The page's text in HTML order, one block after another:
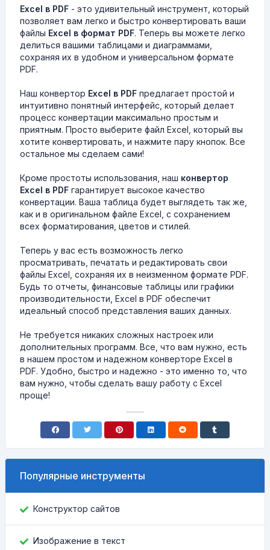
Excel в PDF - это удивительный инструмент, который
позволяет вам легко и быстро конвертировать ваши
файлы Excel в формат PDF. Теперь вы можете легко
делиться вашими таблицами и диаграммами,
сохраняя их в удобном и универсальном формате
PDF.
Наш конвертор Excel в PDF предлагает простой и
интуитивно понятный интерфейс, который делает
процесс конвертации максимально простым и
приятным. Просто выберите файл Excel, который вы
хотите конвертировать, и нажмите пару кнопок. Все
остальное мы сделаем сами!
Кроме простоты использования, наш конвертор
Excel в PDF гарантирует высокое качество
конвертации. Ваша таблица будет выглядеть так же,
как и в оригинальном файле Excel, с сохранением
всех форматирования, цветов и стилей.
Теперь у вас есть возможность легко
просматривать, печатать и редактировать свои
файлы Excel, сохраняя их в неизменном формате PDF.
Будь то отчеты, финансовые таблицы или графики
производительности, Excel в PDF обеспечит
идеальный способ представления ваших данных.
Не требуется никаких сложных настроек или
дополнительных программ. Все, что вам нужно, есть
в нашем простом и надежном конверторе Excel в
PDF. Удобно, быстро и надежно - это именно то, что
вам нужно, чтобы сделать вашу работу с Excel
проще!
Популярные инструменты
Конструктор сайтов
Изображение в текст